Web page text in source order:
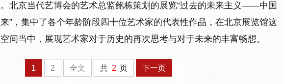
北京当代艺博会的艺术总监鲍栋策划的展览“过去的未来主义——中国
”，集中了各个年龄阶段四十位艺术家的代表性作品，在北京展览馆这
间当中，展现艺术家对于历史的再次思考与对于未来的丰富畅想。
1 2 全文 共 2 页 下一页